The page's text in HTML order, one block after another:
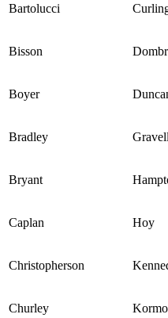
Bartolucci
Bisson
Boyer
Bradley
Bryant
Caplan Hoy
Christopherson
Churley